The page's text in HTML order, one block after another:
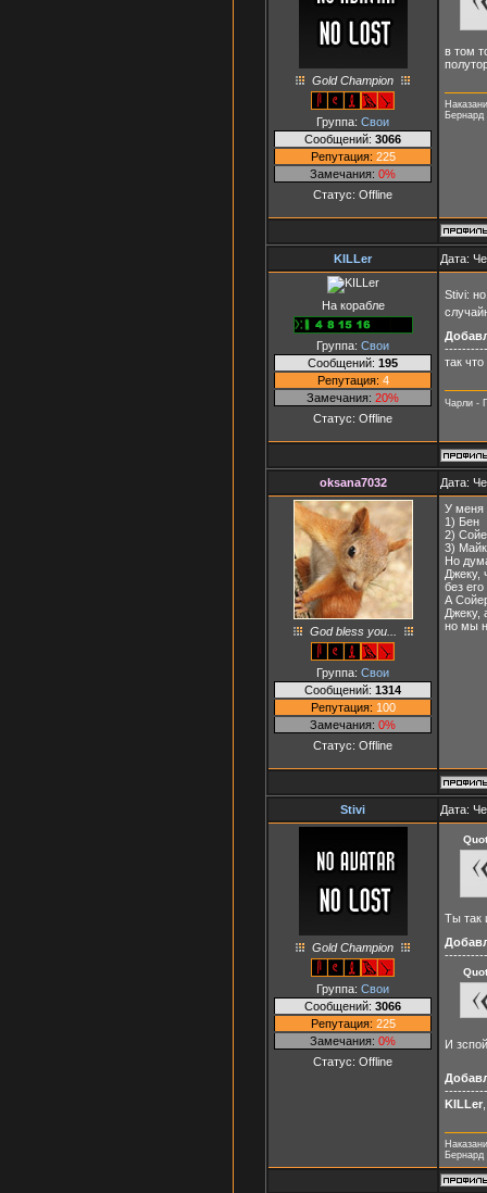
Gold Champion
Группа: Свои
Сообщений: 3066
Репутация: 225
Замечания: 0%
Статус: Offline
в том
KILLer Дата:
На корабле
Группа: Свои
Сообщений: 195
Репутация: 4
Замечания: 20%
Статус: Offline
Stivi:
так
Чарли -
oksana7032 Дата:
God bless you...
Группа: Свои
Сообщений: 1314
Репутация: 100
Замечания: 0%
Статус: Offline
У меня
1) Бен
2)
3)
Но
Джеку,
без
А
Джеку,
но мы
Stivi Дата:
Gold Champion
Группа: Свои
Сообщений: 3066
Репутация: 225
Замечания: 0%
Статус: Offline
Ты так
И
KILLer